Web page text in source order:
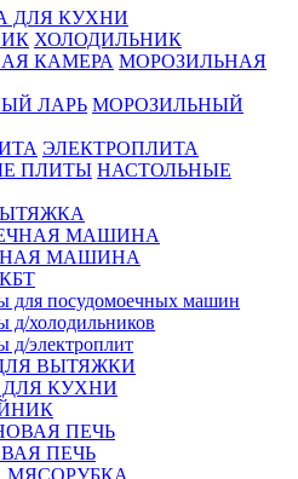
ДЛЯ КУХНИ
ХОЛОДИЛЬНИК
МОРОЗИЛЬНАЯ
МОРОЗИЛЬНЫЙ
ЭЛЕКТРОПЛИТА
НАСТОЛЬНЫЕ
МАШИНА
для посудомоечных машин
д/холодильников
д/электроплит
ВЫТЯЖКИ
КУХНИ
ПЕЧЬ
МЯСОРУБКА